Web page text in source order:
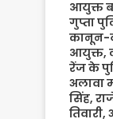
आयुक्त
गुप्ता
कानून-
आयुक्त,
रेंज के
अलावा
सिंह,